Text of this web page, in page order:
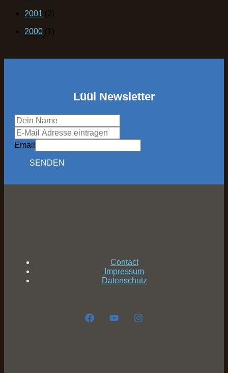
2001 (2)
2000 (1)
Lüül Newsletter
Email
SENDEN
Contact
Impressum
Datenschutz